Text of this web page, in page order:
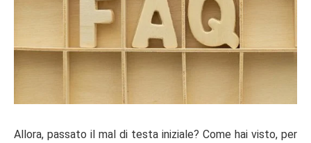
Allora, passato il mal di testa iniziale? Come hai visto, per